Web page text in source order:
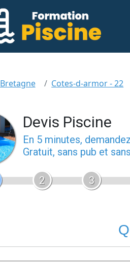
Bretagne Cotes-d-armor - 22
Devis Piscine
En 5 minutes,
Gratuit, sans pub et
2 3